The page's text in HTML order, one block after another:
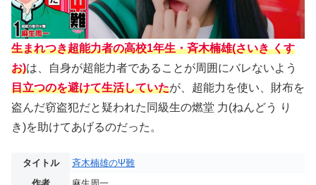
生まれつき超能力者の高校1年生・斉木楠雄(さいき くす
お)は、自身が超能力者であることが周囲にバレないよう
目立つのを避けて生活していたが、超能力を使い、財布を
盗んだ窃盗犯だと疑われた同級生の燃堂 力(ねんどう り
き)を助けてあげるのだった。
タイトル
斉木楠雄のΨ難